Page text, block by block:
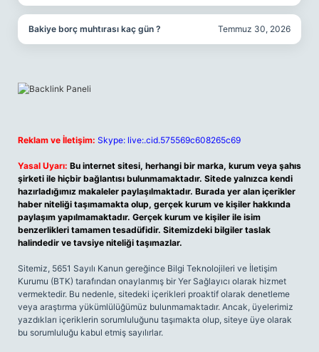
Bakiye borç muhtırası kaç gün ? Temmuz 30, 2026
Reklam ve İletişim: Skype: live:.cid.575569c608265c69
Yasal Uyarı: Bu internet sitesi, herhangi bir marka, kurum veya şahıs
şirketi ile hiçbir bağlantısı bulunmamaktadır. Sitede yalnızca kendi
hazırladığımız makaleler paylaşılmaktadır. Burada yer alan içerikler
haber niteliği taşımamakta olup, gerçek kurum ve kişiler hakkında
paylaşım yapılmamaktadır. Gerçek kurum ve kişiler ile isim
benzerlikleri tamamen tesadüfidir. Sitemizdeki bilgiler taslak
halindedir ve tavsiye niteliği taşımazlar.
Sitemiz, 5651 Sayılı Kanun gereğince Bilgi Teknolojileri ve İletişim
Kurumu (BTK) tarafından onaylanmış bir Yer Sağlayıcı olarak hizmet
vermektedir. Bu nedenle, sitedeki içerikleri proaktif olarak denetleme
veya araştırma yükümlülüğümüz bulunmamaktadır. Ancak, üyelerimiz
yazdıkları içeriklerin sorumluluğunu taşımakta olup, siteye üye olarak
bu sorumluluğu kabul etmiş sayılırlar.